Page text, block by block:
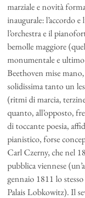
marziale e novità
inaugurale: l’accordo
l’orchestra e il
bemolle maggiore
monumentale e
Beethoven mise
solidissima tanto un
(ritmi di marcia,
quanto, all’opposto,
di toccante poesia,
pianistico, forse
Carl Czerny, che nel
pubblica viennese
gennaio 1811 lo
Palais Lobkowitz). Il